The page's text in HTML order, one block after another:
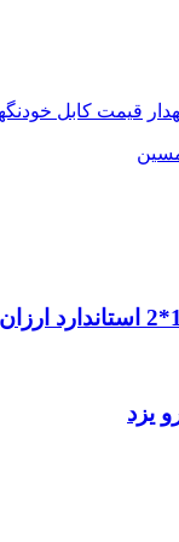
قیمت کابل